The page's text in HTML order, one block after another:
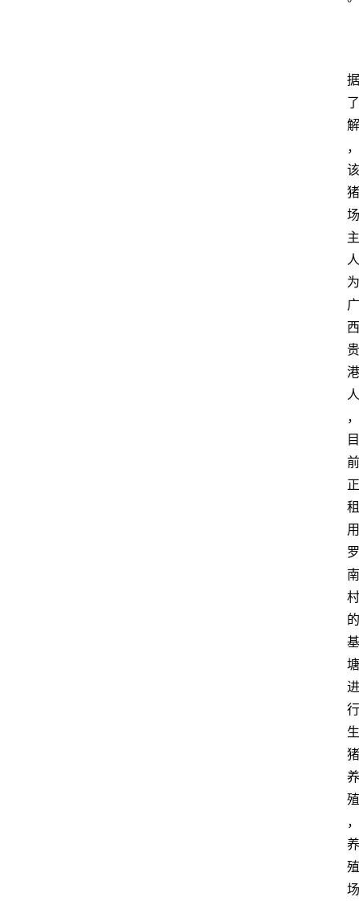
据
了
解
，
该
猪
场
主
人
为
广
西
贵
港
人
，
目
前
正
租
用
罗
南
村
的
基
塘
进
行
生
猪
养
殖
，
养
殖
场